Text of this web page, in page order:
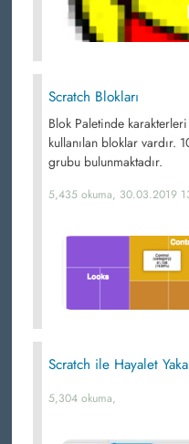
Scratch Blokları
Blok Paletinde
kullanılan bloklar vardır.
grubu bulunmaktadır.
5,435 okuma, 30.03.2019
Scratch ile Hayalet
5,304 okuma,